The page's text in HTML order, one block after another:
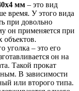
мм – это вид
время. У этого вида
при довольно
он применяется при
объектов.
уголка – это его
он на
Такой прокат
В зависимости
или второго типа.